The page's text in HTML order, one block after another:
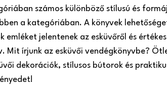
számos különböző stílusú és
a kategóriában. A könyvek
jelentenek az esküvőről és
Mit írjunk az esküvői vendégkönyvbe?
dekorációk, stílusos bútorok és